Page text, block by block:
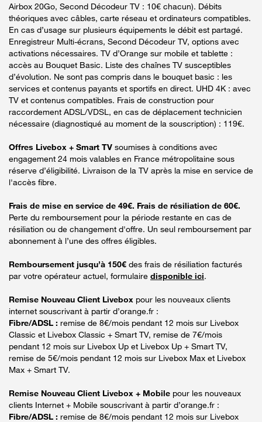
Airbox 20Go, Second Décodeur TV : 10€ chacun). Débits
théoriques avec câbles, carte réseau et ordinateurs compatibles.
En cas d’usage sur plusieurs équipements le débit est partagé.
Enregistreur Multi-écrans, Second Décodeur TV, options avec
activations nécessaires. TV d’Orange sur mobile et tablette :
accès au Bouquet Basic. Liste des chaînes TV susceptibles
d’évolution. Ne sont pas compris dans le bouquet basic : les
services et contenus payants et sportifs en direct. UHD 4K : avec
TV et contenus compatibles. Frais de construction pour
raccordement ADSL/VDSL, en cas de déplacement technicien
nécessaire (diagnostiqué au moment de la souscription) : 119€.
Offres Livebox + Smart TV soumises à conditions avec
engagement 24 mois valables en France métropolitaine sous
réserve d’éligibilité. Livraison de la TV après la mise en service de
l'accès fibre.
Frais de mise en service de 49€. Frais de résiliation de 60€.
Perte du remboursement pour la période restante en cas de
résiliation ou de changement d'offre. Un seul remboursement par
abonnement à l’une des offres éligibles.
Remboursement jusqu’à 150€ des frais de résiliation facturés
par votre opérateur actuel, formulaire disponible ici.
Remise Nouveau Client Livebox pour les nouveaux clients
internet souscrivant à partir d’orange.fr :
Fibre/ADSL : remise de 8€/mois pendant 12 mois sur Livebox
Classic et Livebox Classic + Smart TV, remise de 7€/mois
pendant 12 mois sur Livebox Up et Livebox Up + Smart TV,
remise de 5€/mois pendant 12 mois sur Livebox Max et Livebox
Max + Smart TV.
Remise Nouveau Client Livebox + Mobile pour les nouveaux
clients Internet + Mobile souscrivant à partir d’orange.fr :
Fibre/ADSL : remise de 8€/mois pendant 12 mois sur Livebox